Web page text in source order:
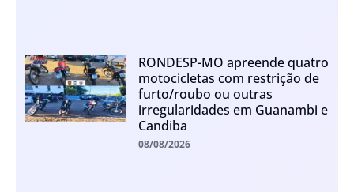
RONDESP-MO apreende quatro
motocicletas com restrição de
furto/roubo ou outras
irregularidades em Guanambi e
Candiba
08/08/2026